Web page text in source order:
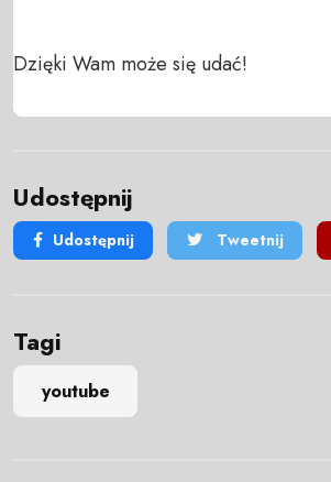
Dzięki Wam może się udać!
Udostępnij
Udostępnij Tweetnij
Tagi
youtube